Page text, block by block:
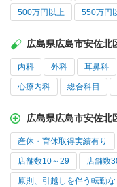
500万円以上 550万円
広島県広島市安佐北
内科 外科 耳鼻科
心療内科 総合科目
広島県広島市安佐北
産休・育休取得実績有り
店舗数10～29 店舗数
原則、引越しを伴う転勤な